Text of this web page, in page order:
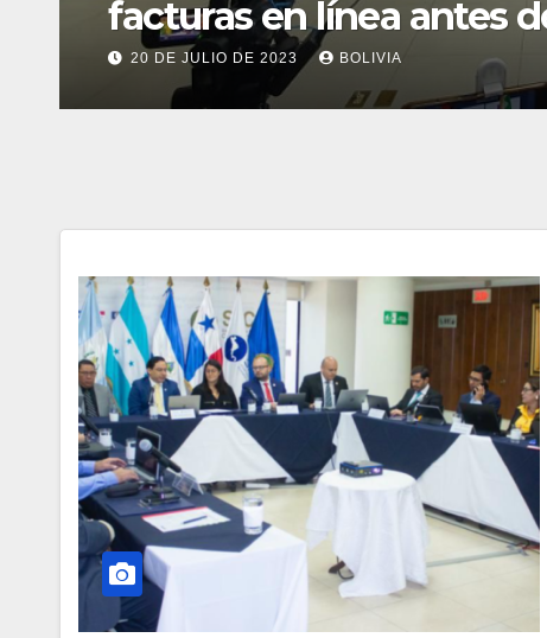
el país comenzará
presupuesto
20 DE JULIO DE 2023 BOLIVIA